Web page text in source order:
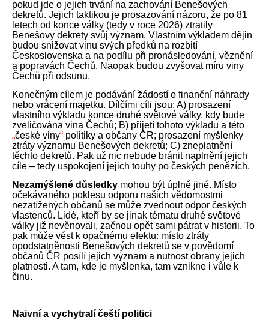
pokud jde o jejich trvání na zachování Benešových
dekretů. Jejich taktikou je prosazování názoru, že po 81
letech od konce války (tedy v roce 2026) ztratily
Benešovy dekrety svůj význam. Vlastním výkladem dějin
budou snižovat vinu svých předků na rozbití
Československa a na podílu při pronásledování, věznění
a popravách Čechů. Naopak budou zvyšovat míru viny
Čechů při odsunu.
Konečným cílem je podávání žádostí o finanční náhrady
nebo vrácení majetku. Dílčími cíli jsou: A) prosazení
vlastního výkladu konce druhé světové války, kdy bude
zveličována vina Čechů; B) přijetí tohoto výkladu a této
„české viny“ politiky a občany ČR; prosazení myšlenky
ztráty významu Benešových dekretů; C) zneplatnění
těchto dekretů. Pak už nic nebude bránit naplnění jejich
cíle – tedy uspokojení jejich touhy po českých penězích.
Nezamýšlené důsledky mohou být úplně jiné. Místo
očekávaného poklesu odporu našich vědomostmi
nezatížených občanů se může zvednout odpor českých
vlastenců. Lidé, kteří by se jinak tématu druhé světové
války již nevěnovali, začnou opět sami pátrat v historii. To
pak může vést k opačnému efektu: místo ztráty
opodstatněnosti Benešových dekretů se v povědomí
občanů ČR posílí jejich význam a nutnost obrany jejich
platnosti. A tam, kde je myšlenka, tam vznikne i vůle k
činu.
Naivní a vychytralí čeští politici